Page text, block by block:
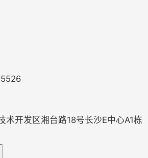
术开发区湘台路18号长沙E中心A1栋